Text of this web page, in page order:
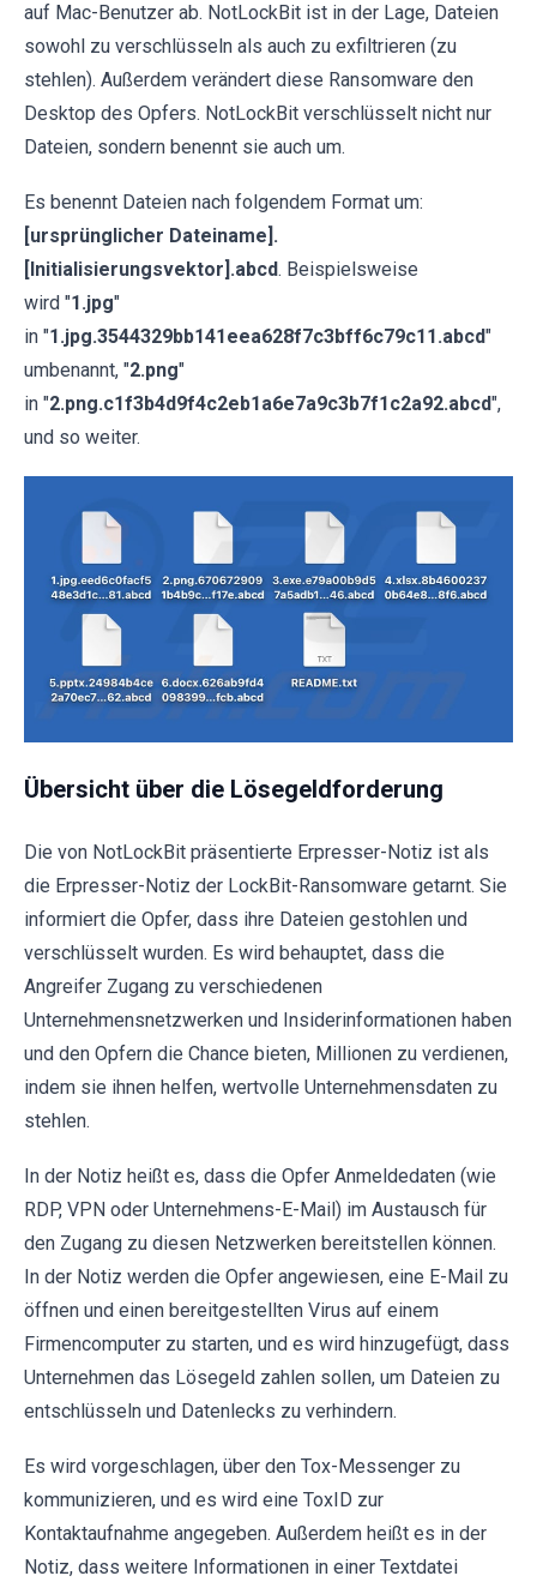
auf Mac-Benutzer ab. NotLockBit ist in der Lage, Dateien
sowohl zu verschlüsseln als auch zu exfiltrieren (zu
stehlen). Außerdem verändert diese Ransomware den
Desktop des Opfers. NotLockBit verschlüsselt nicht nur
Dateien, sondern benennt sie auch um.
Es benennt Dateien nach folgendem Format um:
[ursprünglicher Dateiname].
[Initialisierungsvektor].abcd. Beispielsweise
wird "1.jpg"
in "1.jpg.3544329bb141eea628f7c3bff6c79c11.abcd"
umbenannt, "2.png"
in "2.png.c1f3b4d9f4c2eb1a6e7a9c3b7f1c2a92.abcd",
und so weiter.
Übersicht über die Lösegeldforderung
Die von NotLockBit präsentierte Erpresser-Notiz ist als
die Erpresser-Notiz der LockBit-Ransomware getarnt. Sie
informiert die Opfer, dass ihre Dateien gestohlen und
verschlüsselt wurden. Es wird behauptet, dass die
Angreifer Zugang zu verschiedenen
Unternehmensnetzwerken und Insiderinformationen haben
und den Opfern die Chance bieten, Millionen zu verdienen,
indem sie ihnen helfen, wertvolle Unternehmensdaten zu
stehlen.
In der Notiz heißt es, dass die Opfer Anmeldedaten (wie
RDP, VPN oder Unternehmens-E-Mail) im Austausch für
den Zugang zu diesen Netzwerken bereitstellen können.
In der Notiz werden die Opfer angewiesen, eine E-Mail zu
öffnen und einen bereitgestellten Virus auf einem
Firmencomputer zu starten, und es wird hinzugefügt, dass
Unternehmen das Lösegeld zahlen sollen, um Dateien zu
entschlüsseln und Datenlecks zu verhindern.
Es wird vorgeschlagen, über den Tox-Messenger zu
kommunizieren, und es wird eine ToxID zur
Kontaktaufnahme angegeben. Außerdem heißt es in der
Notiz, dass weitere Informationen in einer Textdatei